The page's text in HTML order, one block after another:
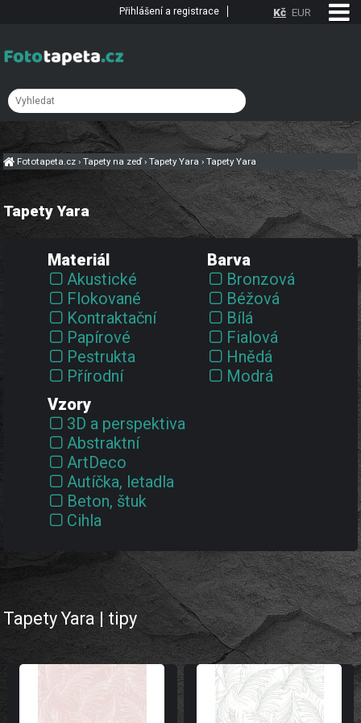
Fototapeta.cz›Tapety na zeď›Tapety Yara ›Tapety Yara
Tapety Yara
Materiál
Akustické
Flokované
Kontraktační
Papírové
Pestrukta
Přírodní
Vliesové
Barva
Bronzová
Béžová
Bílá
Fialová
Hnědá
Modrá
Červená
Šedá
Žlutá
Vzory
3D a perspektiva
Abstraktní
ArtDeco
Autíčka, letadla
Beton, štuk
Cihla
Geometrické
Hexagony
Hvězdičky
Imitace materiálů
Tapety Yara | tipy
Kč EUR
Přihlášení a registrace